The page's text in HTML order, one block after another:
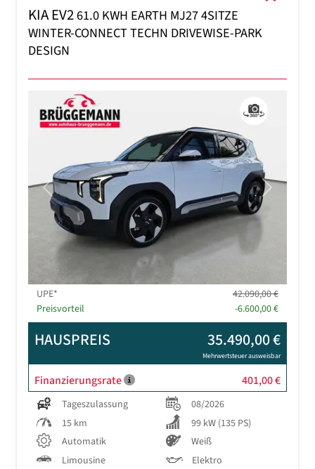
KIA EV261.0 KWH EARTH MJ27 4SITZE
WINTER-CONNECT TECHN DRIVEWISE-PARK
DESIGN
Previous Next
UPE*
42.090,00 €
Preisvorteil
-6.600,00 €
HAUSPREIS 35.490,00 €
Mehrwertsteuer ausweisbar
Finanzierungsrate 401,00 €
Tageszulassung
08/2026
15 km
99 kW (135 PS)
Automatik
Weiß
Limousine
Elektro